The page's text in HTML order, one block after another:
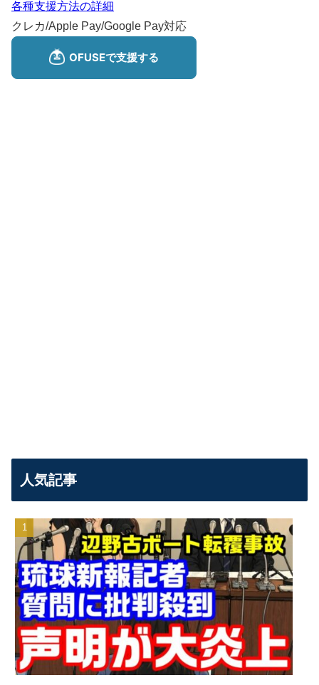
各種支援方法の詳細
クレカ/Apple Pay/Google Pay対応
人気記事